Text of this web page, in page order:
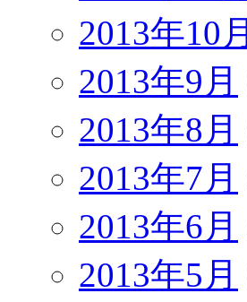
2013年10月
2013年9月
2013年8月
2013年7月
2013年6月
2013年5月